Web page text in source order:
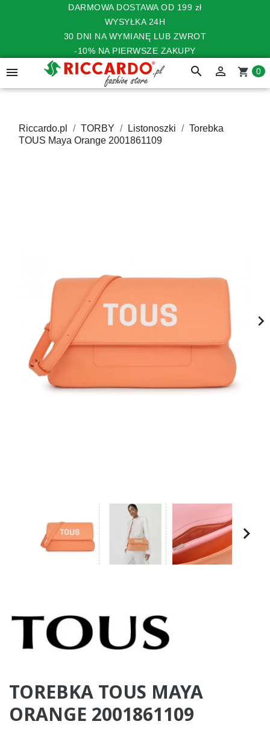
DARMOWA DOSTAWA OD 199 zł
WYSYŁKA 24H
30 DNI NA WYMIANĘ LUB ZWROT
-10% NA PIERWSZE ZAKUPY
 search  shopping_cart 0
Riccardo.pl TORBY Listonoszki
Torebka
TOUS Maya Orange 2001861109

TOREBKA TOUS MAYA
ORANGE 2001861109